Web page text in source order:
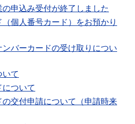
申込み受付が終了しました
個人番号カード）をお預かり
バーカードの受け取りについ
て
ついて
交付申請について（申請時来